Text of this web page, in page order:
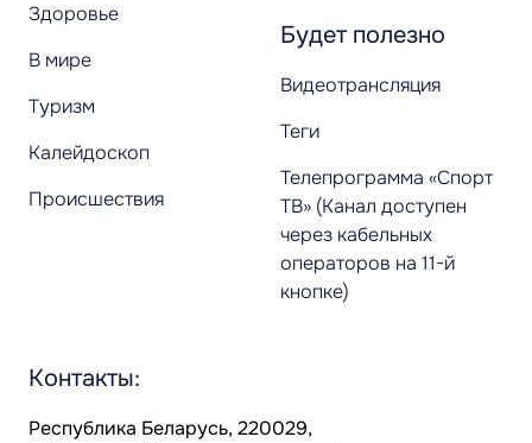
Здоровье
В мире
Туризм
Калейдоскоп
Происшествия
Будет полезно
Видеотрансляция
Теги
Телепрограмма «Спорт
ТВ» (Канал доступен
через кабельных
операторов на 11-й
кнопке)
Контакты:
Республика Беларусь, 220029,